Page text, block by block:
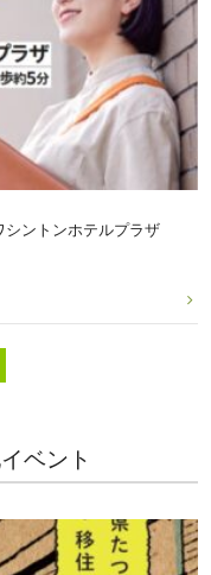
ントンホテルプラザ
ベント